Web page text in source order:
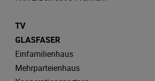
TV
GLASFASER
Einfamilienhaus
Mehrparteienhaus